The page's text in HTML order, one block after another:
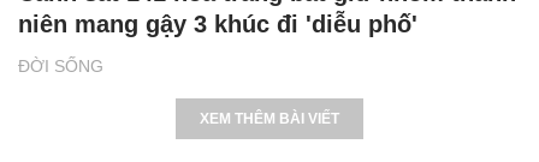
ĐỜI SỐNG
niên mang gậy 3 khúc đi 'diễu phố'
XEM THÊM BÀI VIẾT